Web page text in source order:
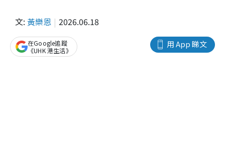
文: 黃樂恩 2026.06.18
用 App 睇文
在Google追蹤
《UHK 港生活》